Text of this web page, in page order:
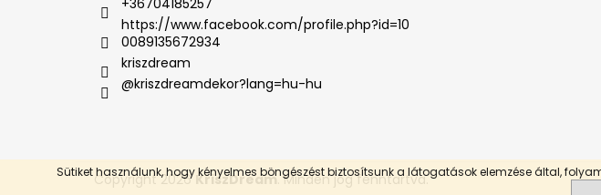
Sütiket használunk, hogy kényelmes böngészést biztosítsunk a látogatások elemzése által,
https://www.facebook.com/profile.php?id=10
0089135672934
kriszdream
@kriszdreamdekor?lang=hu-hu
Copyright 2026KriszDream. Minden jog fenntartva.